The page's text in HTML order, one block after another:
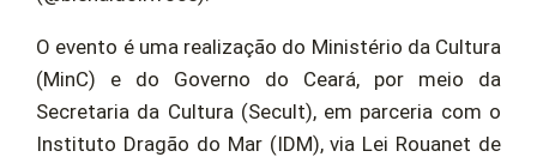
O evento é uma realização do Ministério da Cultura
(MinC) e do Governo do Ceará, por meio da
Secretaria da Cultura (Secult), em parceria com o
Instituto Dragão do Mar (IDM), via Lei Rouanet de